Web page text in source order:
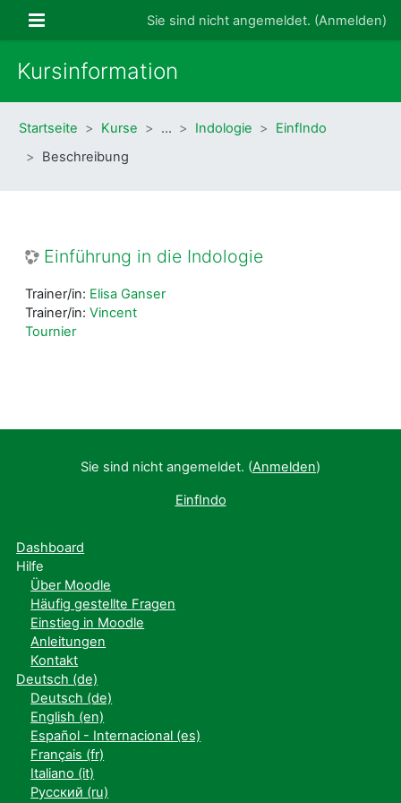
Website-ÜbersichtSie sind nicht angemeldet. (Anmelden)
Kursinformation
Startseite Kurse … Indologie
EinfIndo
Beschreibung
Einführung in die Indologie
Trainer/in: Elisa Ganser
Trainer/in: Vincent
Tournier
Sie sind nicht angemeldet. (Anmelden)
EinfIndo
Dashboard
Hilfe
Über Moodle
Häufig gestellte Fragen
Einstieg in Moodle
Anleitungen
Kontakt
Deutsch ‎(de)‎
Deutsch ‎(de)‎
English ‎(en)‎
Español - Internacional ‎(es)‎
Français ‎(fr)‎
Italiano ‎(it)‎
Русский ‎(ru)‎